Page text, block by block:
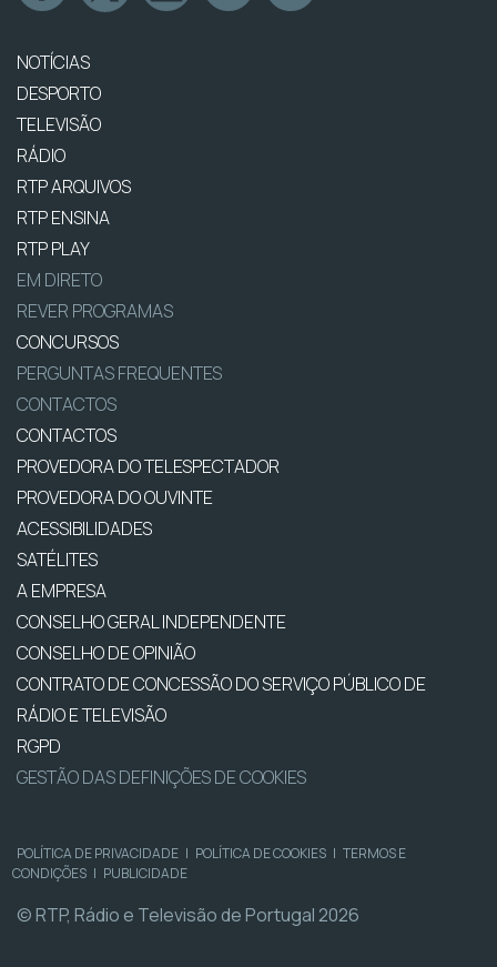
NOTÍCIAS
DESPORTO
TELEVISÃO
RÁDIO
RTP ARQUIVOS
RTP ENSINA
RTP PLAY
EM DIRETO
REVER PROGRAMAS
CONCURSOS
PERGUNTAS FREQUENTES
CONTACTOS
CONTACTOS
PROVEDORA DO TELESPECTADOR
PROVEDORA DO OUVINTE
ACESSIBILIDADES
SATÉLITES
A EMPRESA
CONSELHO GERAL INDEPENDENTE
CONSELHO DE OPINIÃO
CONTRATO DE CONCESSÃO DO SERVIÇO PÚBLICO DE
RÁDIO E TELEVISÃO
RGPD
GESTÃO DAS DEFINIÇÕES DE COOKIES
POLÍTICA DE PRIVACIDADE | POLÍTICA DE COOKIES | TERMOS E
CONDIÇÕES | PUBLICIDADE
© RTP, Rádio e Televisão de Portugal 2026